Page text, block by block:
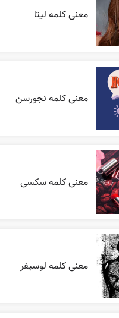
معنی کلمه لیتا
معنی کلمه نجورسن
معنی کلمه سکسی
معنی کلمه لوسیفر